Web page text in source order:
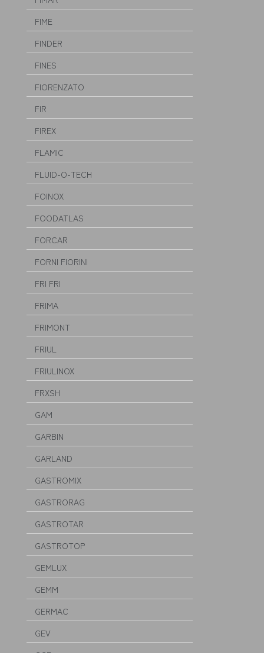
FIME
FINDER
FINES
FIORENZATO
FIR
FIREX
FLAMIC
FLUID-O-TECH
FOINOX
FOODATLAS
FORCAR
FORNI FIORINI
FRI FRI
FRIMA
FRIMONT
FRIUL
FRIULINOX
FRXSH
GAM
GARBIN
GARLAND
GASTROMIX
GASTRORAG
GASTROTAR
GASTROTOP
GEMLUX
GEMM
GERMAC
GEV